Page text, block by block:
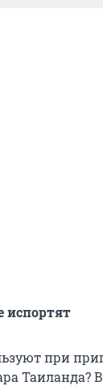
испортят
при
Таиланда?